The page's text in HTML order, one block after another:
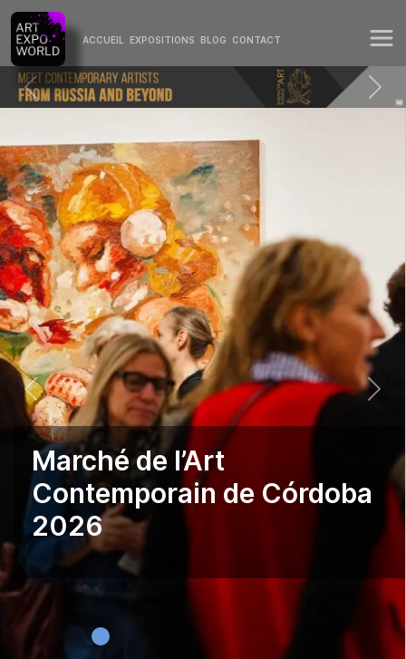
ACCUEIL EXPOSITIONS BLOG CONTACT
Marché de l’Art
Contemporain de Córdoba
2026